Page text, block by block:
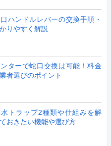
ハンドルレバーの交換手順・
りやすく解説
ターで蛇口交換は可能！料金
者選びのポイント
トラップ2種類や仕組みを解
おきたい機能や選び方